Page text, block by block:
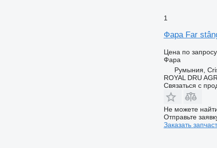
1
Фара Far
Цена по запросу
Фара
Румыния,
ROYAL DRU
Связаться с
Не можете
Отправьте
Заказать